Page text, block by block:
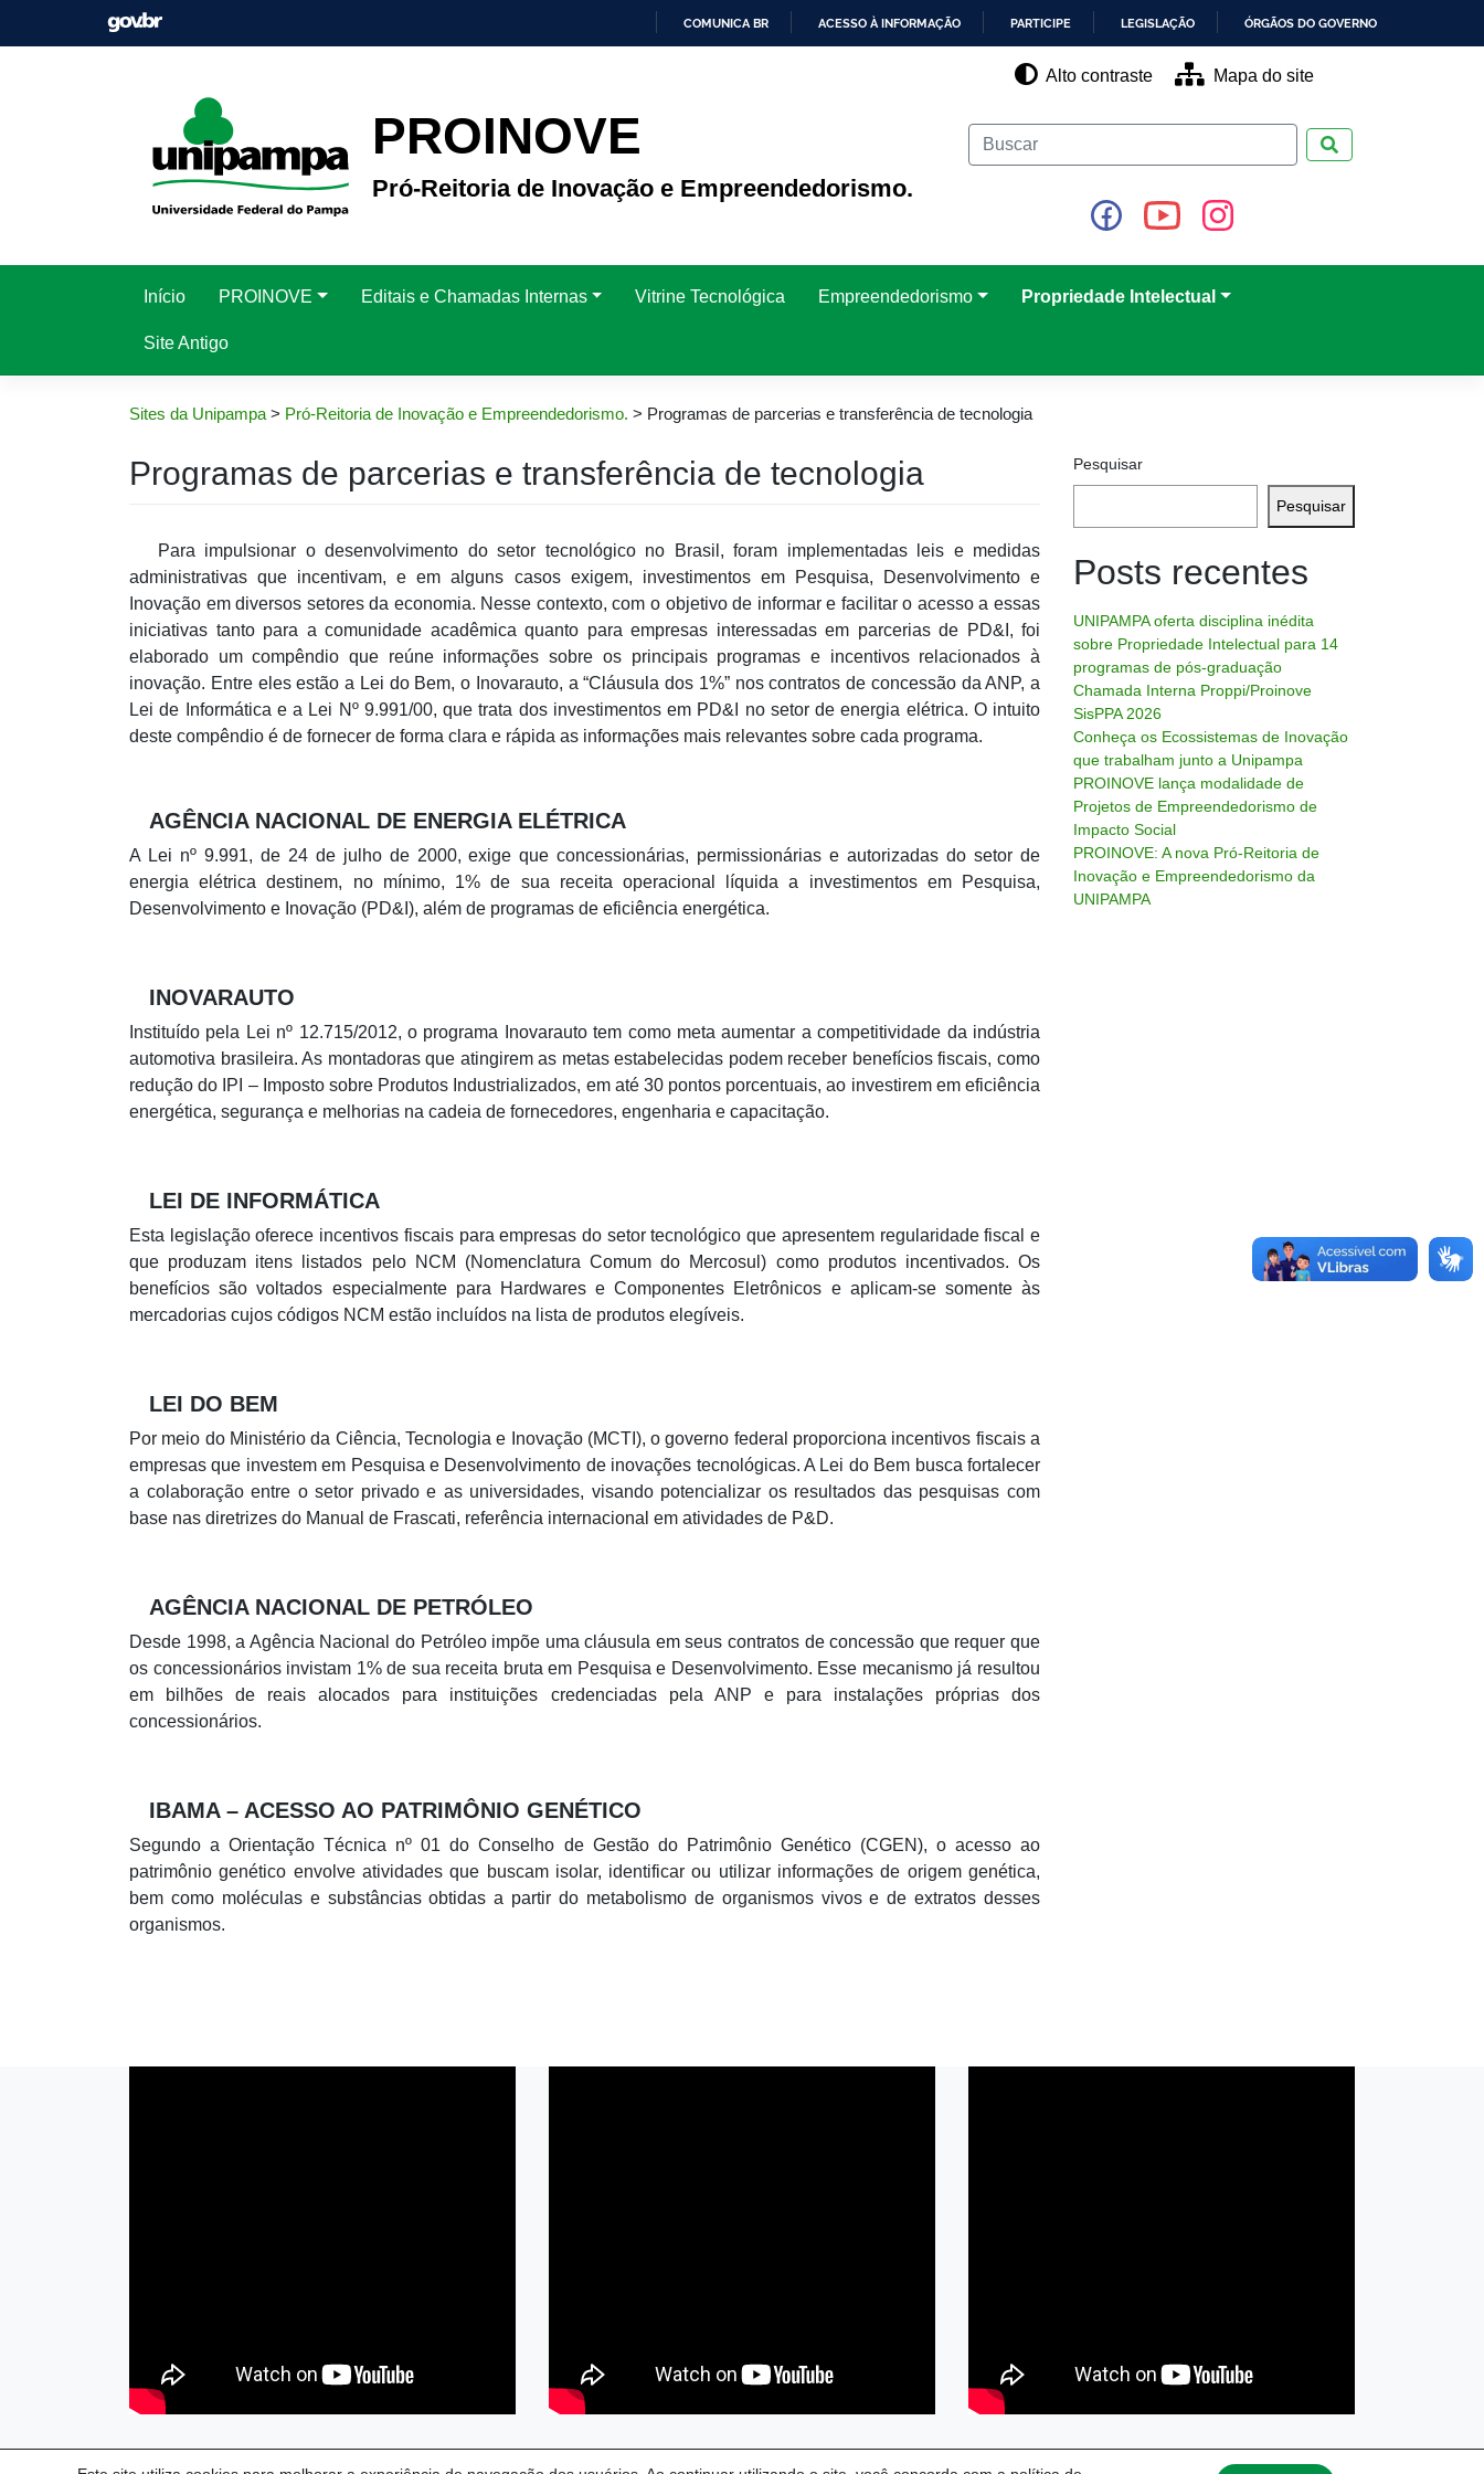
COMUNICA BR ACESSO À INFORMAÇÃO PARTICIPE LEGISLAÇÃO ÓRGÃOS DO GOVERNO
PROINOVE
Pró-Reitoria de Inovação e Empreendedorismo.
Alto contraste Mapa do site
Início PROINOVE Editais e Chamadas Internas Vitrine Tecnológica Empreendedorismo Propriedade Intelectual
Site Antigo
Sites da Unipampa> Pró-Reitoria de Inovação e Empreendedorismo. > Programas de parcerias e transferência de tecnologia
Programas de parcerias e transferência de tecnologia
Para impulsionar o desenvolvimento do setor tecnológico no Brasil, foram implementadas leis e medidas
administrativas que incentivam, e em alguns casos exigem, investimentos em Pesquisa, Desenvolvimento e
Inovação em diversos setores da economia. Nesse contexto, com o objetivo de informar e facilitar o acesso a essas
iniciativas tanto para a comunidade acadêmica quanto para empresas interessadas em parcerias de PD&I, foi
elaborado um compêndio que reúne informações sobre os principais programas e incentivos relacionados à
inovação. Entre eles estão a Lei do Bem, o Inovarauto, a “Cláusula dos 1%” nos contratos de concessão da ANP, a
Lei de Informática e a Lei Nº 9.991/00, que trata dos investimentos em PD&I no setor de energia elétrica. O intuito
deste compêndio é de fornecer de forma clara e rápida as informações mais relevantes sobre cada programa.
AGÊNCIA NACIONAL DE ENERGIA ELÉTRICA
A Lei nº 9.991, de 24 de julho de 2000, exige que concessionárias, permissionárias e autorizadas do setor de
energia elétrica destinem, no mínimo, 1% de sua receita operacional líquida a investimentos em Pesquisa,
Desenvolvimento e Inovação (PD&I), além de programas de eficiência energética.
INOVARAUTO
Instituído pela Lei nº 12.715/2012, o programa Inovarauto tem como meta aumentar a competitividade da indústria
automotiva brasileira. As montadoras que atingirem as metas estabelecidas podem receber benefícios fiscais, como
redução do IPI – Imposto sobre Produtos Industrializados, em até 30 pontos porcentuais, ao investirem em eficiência
energética, segurança e melhorias na cadeia de fornecedores, engenharia e capacitação.
LEI DE INFORMÁTICA
Esta legislação oferece incentivos fiscais para empresas do setor tecnológico que apresentem regularidade fiscal e
que produzam itens listados pelo NCM (Nomenclatura Comum do Mercosul) como produtos incentivados. Os
benefícios são voltados especialmente para Hardwares e Componentes Eletrônicos e aplicam-se somente às
mercadorias cujos códigos NCM estão incluídos na lista de produtos elegíveis.
LEI DO BEM
Por meio do Ministério da Ciência, Tecnologia e Inovação (MCTI), o governo federal proporciona incentivos fiscais a
empresas que investem em Pesquisa e Desenvolvimento de inovações tecnológicas. A Lei do Bem busca fortalecer
a colaboração entre o setor privado e as universidades, visando potencializar os resultados das pesquisas com
base nas diretrizes do Manual de Frascati, referência internacional em atividades de P&D.
AGÊNCIA NACIONAL DE PETRÓLEO
Desde 1998, a Agência Nacional do Petróleo impõe uma cláusula em seus contratos de concessão que requer que
os concessionários invistam 1% de sua receita bruta em Pesquisa e Desenvolvimento. Esse mecanismo já resultou
em bilhões de reais alocados para instituições credenciadas pela ANP e para instalações próprias dos
concessionários.
IBAMA – ACESSO AO PATRIMÔNIO GENÉTICO
Segundo a Orientação Técnica nº 01 do Conselho de Gestão do Patrimônio Genético (CGEN), o acesso ao
patrimônio genético envolve atividades que buscam isolar, identificar ou utilizar informações de origem genética,
bem como moléculas e substâncias obtidas a partir do metabolismo de organismos vivos e de extratos desses
organismos.
Pesquisar
Pesquisar
Posts recentes
UNIPAMPA oferta disciplina inédita
sobre Propriedade Intelectual para 14
programas de pós-graduação
Chamada Interna Proppi/Proinove
SisPPA 2026
Conheça os Ecossistemas de Inovação
que trabalham junto a Unipampa
PROINOVE lança modalidade de
Projetos de Empreendedorismo de
Impacto Social
PROINOVE: A nova Pró-Reitoria de
Inovação e Empreendedorismo da
UNIPAMPA